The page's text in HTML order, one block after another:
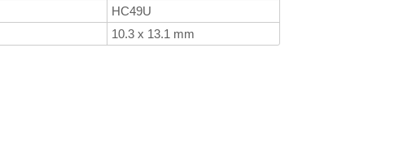
HC49U
10.3 x 13.1 mm